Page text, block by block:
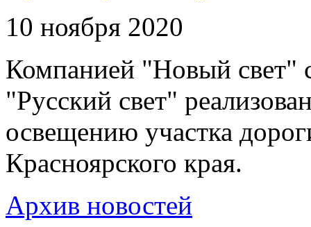
10 ноября 2020
Компанией "Новый свет"
"Русский свет"
освещению участка
Красноярского края.
Архив новостей